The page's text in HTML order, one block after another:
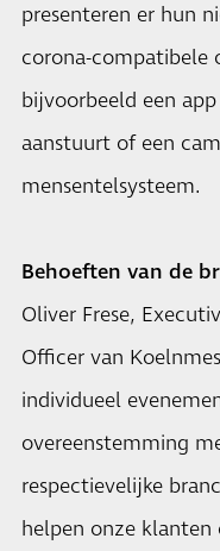
presenteren er hun
corona-compatibele
bijvoorbeeld een
aanstuurt of een
mensentelsysteem.
Behoeften van de
Oliver Frese,
Officer van
individueel
overeenstemming
respectievelijke
helpen onze